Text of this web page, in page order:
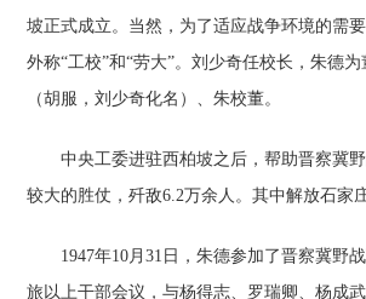
坡正式成立。当然，为了适应战争环境的需
外称“工校”和“劳大”。刘少奇任校长，朱德
（胡服，刘少奇化名）、朱校董。
中央工委进驻西柏坡之后，帮助晋察冀
较大的胜仗，歼敌6.2万余人。其中解放石家
1947年10月31日，朱德参加了晋察冀野
旅以上干部会议，与杨得志、罗瑞卿、杨成